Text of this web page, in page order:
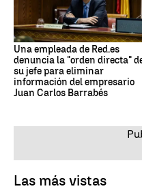
Una empleada de Red.es
denuncia la "orden directa"
su jefe para eliminar
información del empresario
Juan Carlos Barrabés
Las más vistas